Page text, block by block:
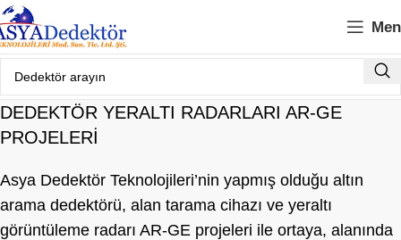
DEDEKTÖR YERALTI RADARLARI AR-GE
PROJELERI
Asya Dedektör Teknolojileri’nin yapmış olduğu altın
arama dedektörü, alan tarama cihazı ve yeraltı
görüntüleme radarı AR-GE projeleri ile ortaya, alanında